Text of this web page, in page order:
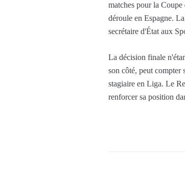
matches pour la
déroule en Espagne.
secrétaire d'État aux
La décision finale
son côté, peut compter
stagiaire en Liga. Le
renforcer sa position